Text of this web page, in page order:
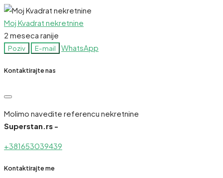
Moj Kvadrat nekretnine
2 meseca ranije
Poziv E-mail WhatsApp
Kontaktirajte nas
Molimo navedite referencu nekretnine
Superstan.rs -
+381653039439
Kontaktirajte me